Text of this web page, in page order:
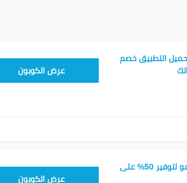
التطبيق خصم
CX433209
عرض الكوبون
اكتشف كود خصم تيمو لتوفير 50% على
TEM34عرض الكوبون